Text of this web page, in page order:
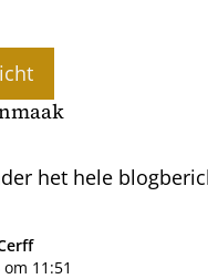
het hele
11:51